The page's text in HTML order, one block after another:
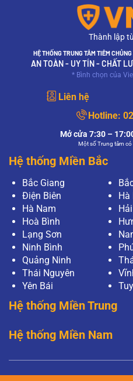
Thành lập
HỆ THỐNG TRUNG TÂM TIÊM
AN TOÀN - UY TÍN - CHẤT
* Bình chọn của
Liên hệ
Hotline:
Mở cửa 7:30 –
Một số Trung tâm
Hệ thống Miền Bắc
Bắc Giang
Điện Biên
Hà
Hà Nam
Hoà Bình
Lạng Sơn
Ninh Bình
Quảng Ninh
Thái Nguyên
Yên Bái
Hệ thống Miền Trung
Hệ thống Miền Nam